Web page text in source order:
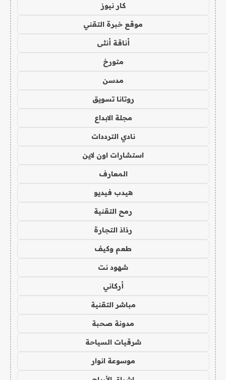
كار نيوز
موقع خبرة التقني
أناقة أنثى
متورخ
مدسن
روتانا تسويق
مجلة الابداع
نادي الترددات
استشارات اون لاين
المعارف
هيدب فيديو
رمح التقنية
رذاذ التجارة
طعم وكيف
شهود نت
أركاني
مباشر التقنية
مدونة صحبة
شرقيات السياحة
موسوعة انوار